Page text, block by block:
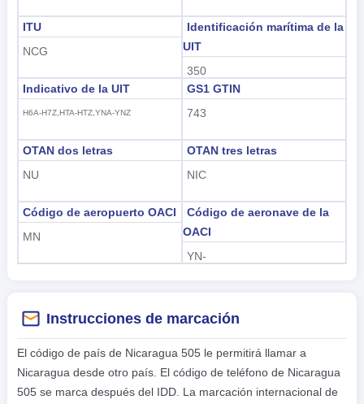
ITU
NCG
Identificación marítima de la
UIT
350
Indicativo de la UIT
H6A-H7Z,HTA-HTZ,YNA-YNZ
GS1 GTIN
743
OTAN dos letras
NU
OTAN tres letras
NIC
Código de aeropuerto OACI
MN
Código de aeronave de la
OACI
YN-
Instrucciones de marcación
El código de país de Nicaragua 505 le permitirá llamar a
Nicaragua desde otro país. El código de teléfono de Nicaragua
505 se marca después del IDD. La marcación internacional de